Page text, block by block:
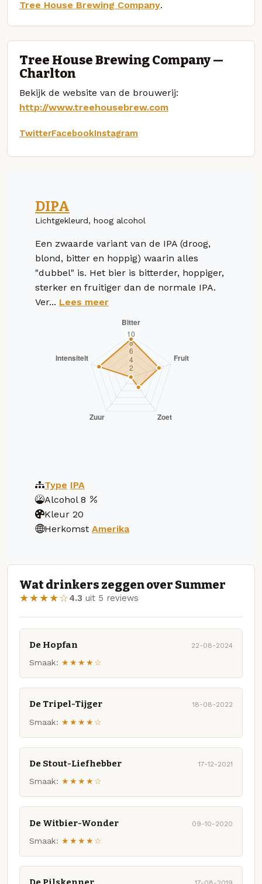
Tree House Brewing Company.
Tree House Brewing Company —
Charlton
Bekijk de website van de brouwerij:
http://www.treehousebrew.com
TwitterFacebookInstagram
DIPA
Lichtgekleurd, hoog alcohol
Een zwaarde variant van de IPA (droog,
blond, bitter en hoppig) waarin alles
"dubbel" is. Het bier is bitterder, hoppiger,
sterker en fruitiger dan de normale IPA.
Ver... Lees meer
Type IPA
Alcohol 8
Kleur 20
Herkomst Amerika
Wat drinkers zeggen over Summer
★★★★☆4.3 uit 5 reviews
De Hopfan 22-08-2024
Smaak: ★★★★☆
De Tripel-Tijger 18-08-2022
Smaak: ★★★★☆
De Stout-Liefhebber 17-12-2021
Smaak: ★★★★☆
De Witbier-Wonder 09-10-2020
Smaak: ★★★★☆